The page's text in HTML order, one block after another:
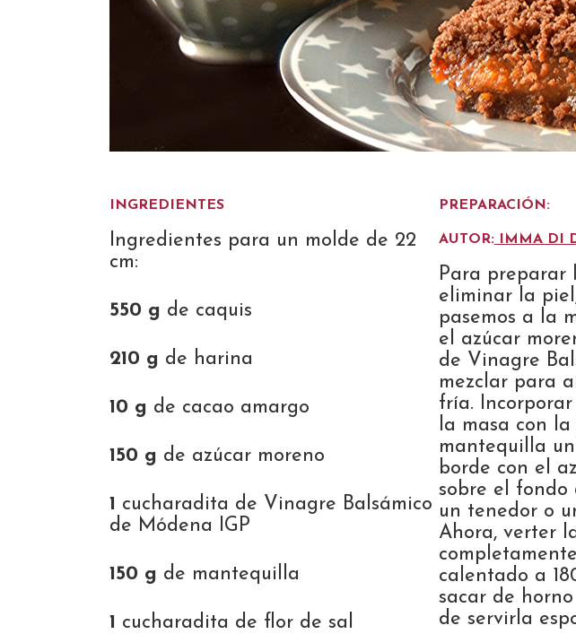
INGREDIENTES
Ingredientes para un molde de 22
cm:
550 g de caquis
210 g de harina
10 g de cacao amargo
150 g de azúcar moreno
1 cucharadita de Vinagre Balsámico
de Módena IGP
150 g de mantequilla
1 cucharadita de flor de sal
PREPARACIÓN:
AUTOR:IMMA DI
Para preparar
eliminar la
pasemos a la
el azúcar
de Vinagre
mezclar para
fría.
la masa con
mantequilla
borde con el
sobre el fondo
un tenedor o
Ahora, verter
calentado a
sacar de
de servirla